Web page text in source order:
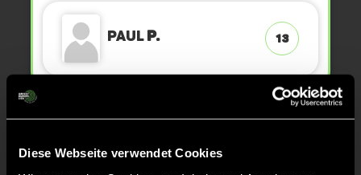
Diese Webseite verwendet Cookies
PaulP. 13
27' KURZE ECKE - VERGEBEN
KURZE ECKE